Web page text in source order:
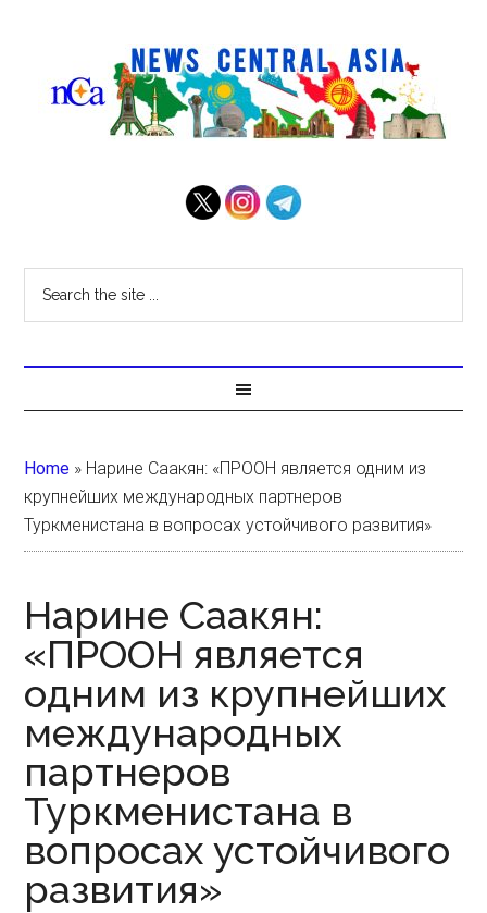
Home » Нарине Саакян: «ПРООН является одним из
крупнейших международных партнеров
Туркменистана в вопросах устойчивого развития»
Нарине Саакян:
«ПРООН является
одним из крупнейших
международных
партнеров
Туркменистана в
вопросах устойчивого
развития»